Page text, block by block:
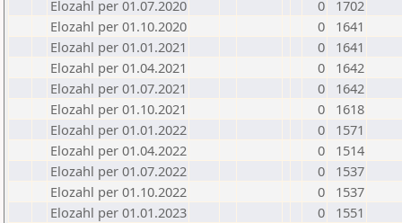
Elozahl per 01.07.2020
0
1702
Elozahl per 01.10.2020
0
1641
Elozahl per 01.01.2021
0
1641
Elozahl per 01.04.2021
0
1642
Elozahl per 01.07.2021
0
1642
Elozahl per 01.10.2021
0
1618
Elozahl per 01.01.2022
0
1571
Elozahl per 01.04.2022
0
1514
Elozahl per 01.07.2022
0
1537
Elozahl per 01.10.2022
0
1537
Elozahl per 01.01.2023
0
1551